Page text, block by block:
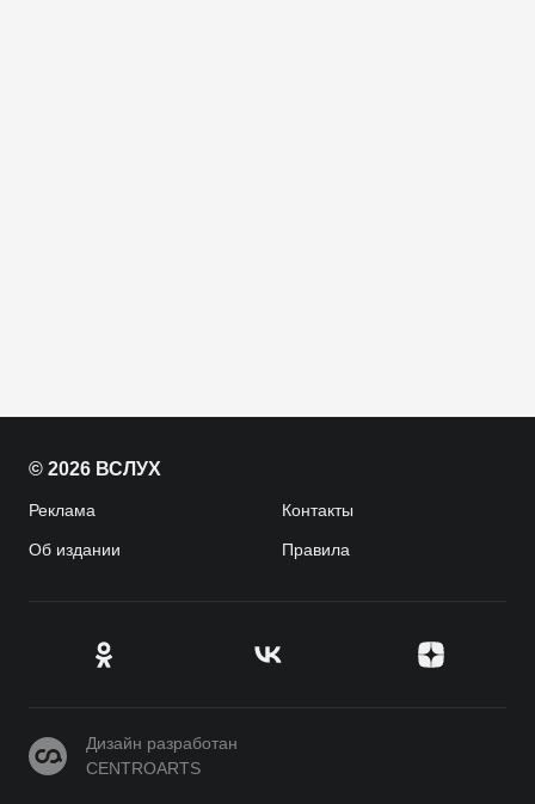
© 2026 ВСЛУХ
Реклама Контакты
Об издании Правила
CENTROARTS